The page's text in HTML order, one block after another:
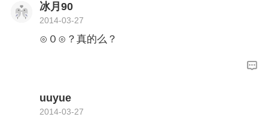
冰月90
2014-03-27
⊙０⊙？真的么？
uuyue
2014-03-27